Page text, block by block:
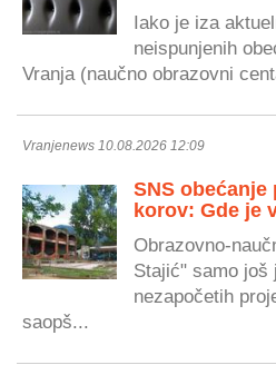
Iako je iza
neispunjenih
Vranja (naučno obrazovni
Vranjenews 10.08.2026 12:09
SNS
korov: Gde je
Obrazovno-
Stajić" samo još
nezapočetih
saopš...